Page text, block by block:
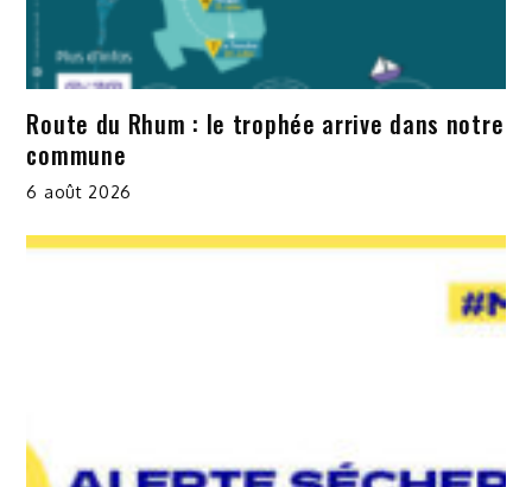
Route du Rhum : le trophée arrive dans notre
commune
6 août 2026